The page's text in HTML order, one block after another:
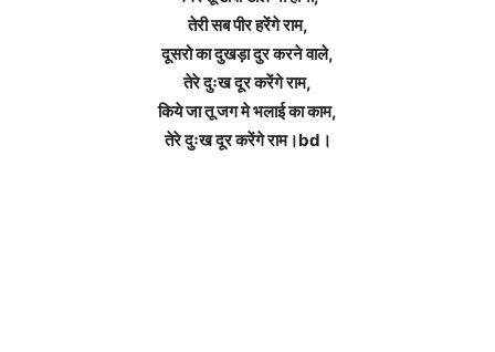
तेरी सब पीर हरेंगे राम,
दूसरो का दुखड़ा दुर करने वाले,
तेरे दुःख दूर करेंगे राम,
किये जा तू जग मे भलाई का काम,
तेरे दुःख दूर करेंगे राम।bd।